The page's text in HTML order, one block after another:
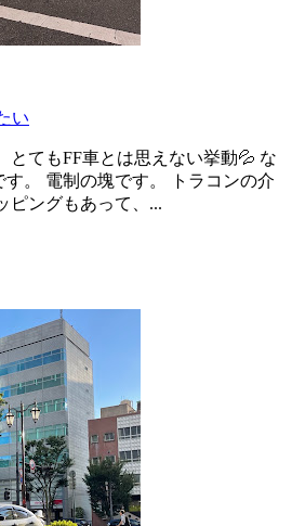
い
とてもFF車とは思えない挙動💦 な
。 電制の塊です。 トラコンの介
ピングもあって、...